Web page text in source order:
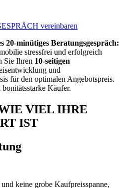
vereinbaren
20-minütiges Beratungsgespräch:
stressfrei und erfolgreich
Sie Ihren 10-seitigen
und
für den optimalen Angebotspreis.
Käufer.
VIEL IHRE
IST
keine grobe Kaufpreisspanne,